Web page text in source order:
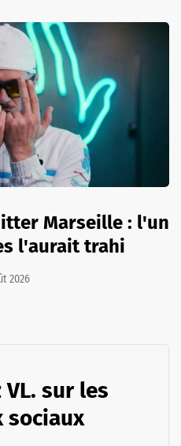
Marseille : l'un
l'aurait trahi
2026
sur les
sociaux